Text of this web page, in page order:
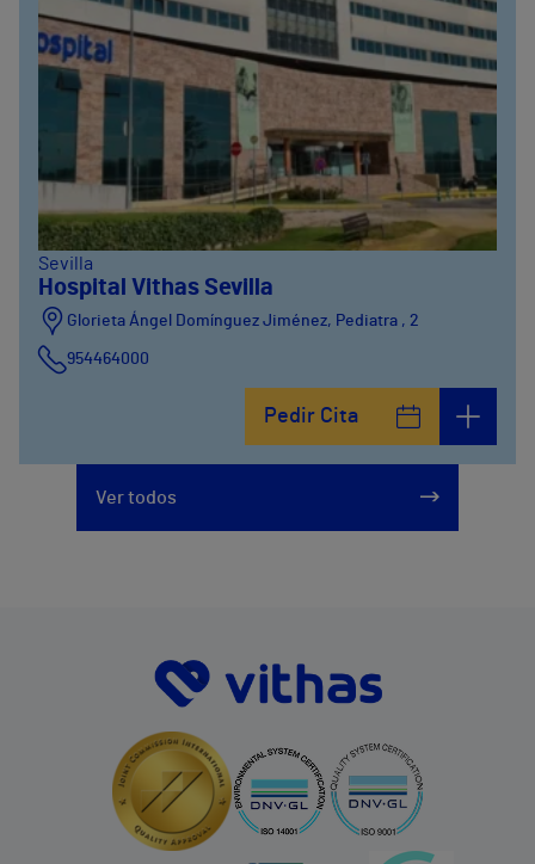
Sevilla
Hospital Vithas Sevilla
Glorieta Ángel Domínguez Jiménez, Pediatra , 2
954464000
Pedir Cita
Ver todos